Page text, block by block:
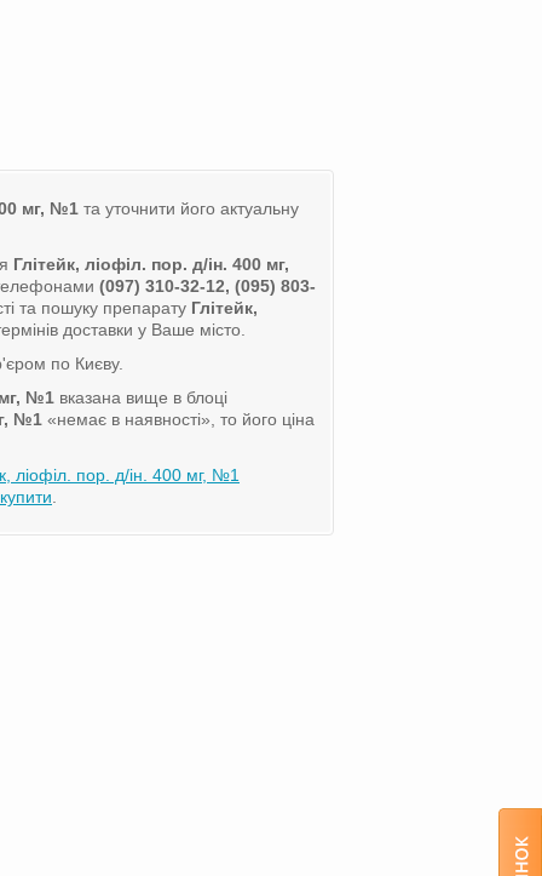
мг, №1 та уточнити його актуальну
Глітейк, ліофіл. пор. д/ін. 400 мг,
(097) 310-32-12, (095) 803-
та пошуку препарату Глітейк,
доставки у Ваше місто.
по Києву.
мг, №1 вказана вище в блоці
№1 «немає в наявності», то його ціна
ліофіл. пор. д/ін. 400 мг, №1